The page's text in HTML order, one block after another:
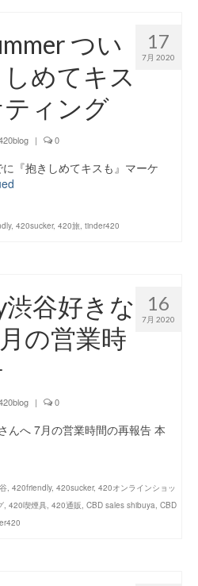
17
7月 2020
つい
めてキス
ィング
| 0
『抱きしめてキスも』マーケ
, 420sucker, 420旅 tinder420
16
7月 2020
谷好きな
の営業時
| 0
んへ 7月の営業時間の再報告 本
420friendly, 420sucker, 420オンラインショッ
420喫煙具 420通販 CBD sales shibuya CBD